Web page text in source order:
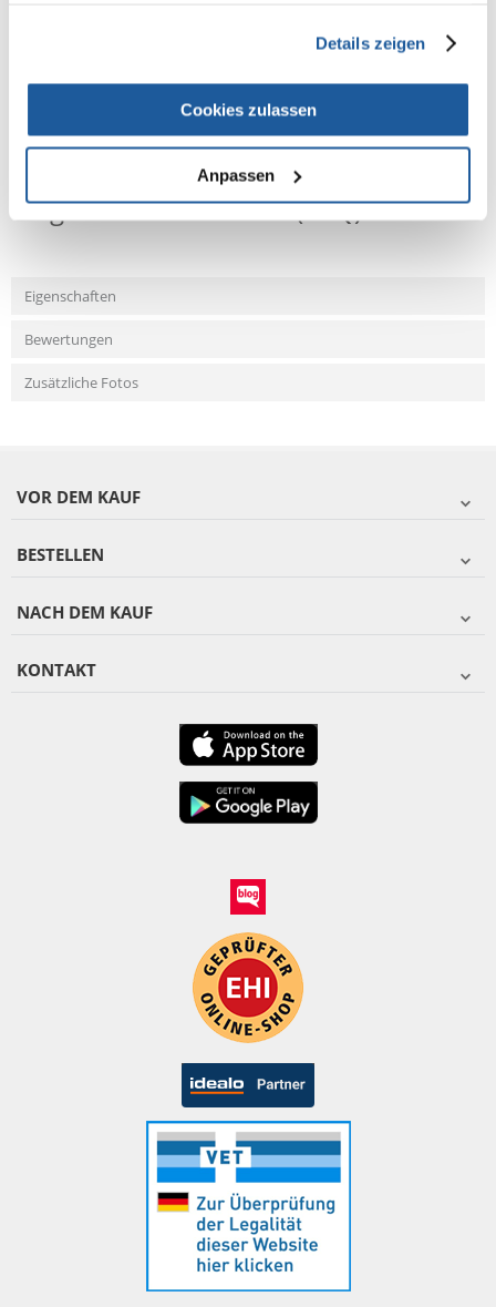
Details zeigen
Cookies zulassen
Anpassen
NEUE NACHRICHT
Fragen und Antworten (FAQ)
Eigenschaften
Bewertungen
Zusätzliche Fotos
VOR DEM KAUF
BESTELLEN
NACH DEM KAUF
KONTAKT